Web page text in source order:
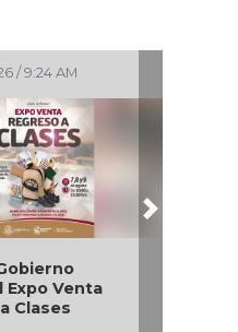
de
de
Next